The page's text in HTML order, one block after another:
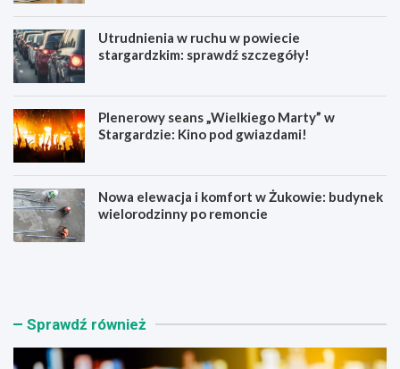
Utrudnienia w ruchu w powiecie
stargardzkim: sprawdź szczegóły!
Plenerowy seans „Wielkiego Marty” w
Stargardzie: Kino pod gwiazdami!
Nowa elewacja i komfort w Żukowie: budynek
wielorodzinny po remoncie
K
n
U
n Sprawdź również